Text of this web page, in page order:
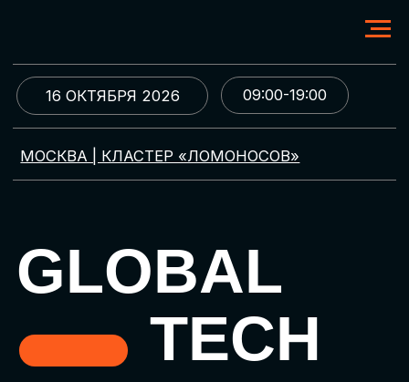
МОСКВА | КЛАСТЕР «ЛОМОНОСОВ»
GLOBAL
TECH
FORUM
Цифровая трансформация
и автоматизация бизнеса
09:00-19:00
16 ОКТЯБРЯ 2026